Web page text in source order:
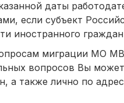
даты
если субъект
иностранного
миграции МО
вопросов Вы
а также лично по